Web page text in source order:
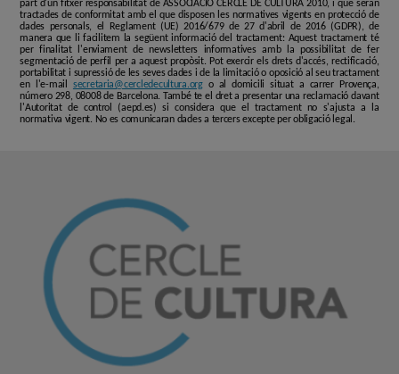
part d'un fitxer responsabilitat de ASSOCIACIÓ CERCLE DE CULTURA 2010, i que seran
tractades de conformitat amb el que disposen les normatives vigents en protecció de
dades personals, el Reglament (UE) 2016/679 de 27 d'abril de 2016 (GDPR), de
manera que li facilitem la següent informació del tractament: Aquest tractament té
per finalitat l'enviament de newsletters informatives amb la possibilitat de fer
segmentació de perfil per a aquest propòsit. Pot exercir els drets d'accés, rectificació,
portabilitat i supressió de les seves dades i de la limitació o oposició al seu tractament
en l'e-mail secretaria@cercledecultura.orgo al domicili situat a carrer Provença,
número 298, 08008 de Barcelona. També te el dret a presentar una reclamació davant
l'Autoritat de control (aepd.es) si considera que el tractament no s'ajusta a la
normativa vigent. No es comunicaran dades a tercers excepte per obligació legal.